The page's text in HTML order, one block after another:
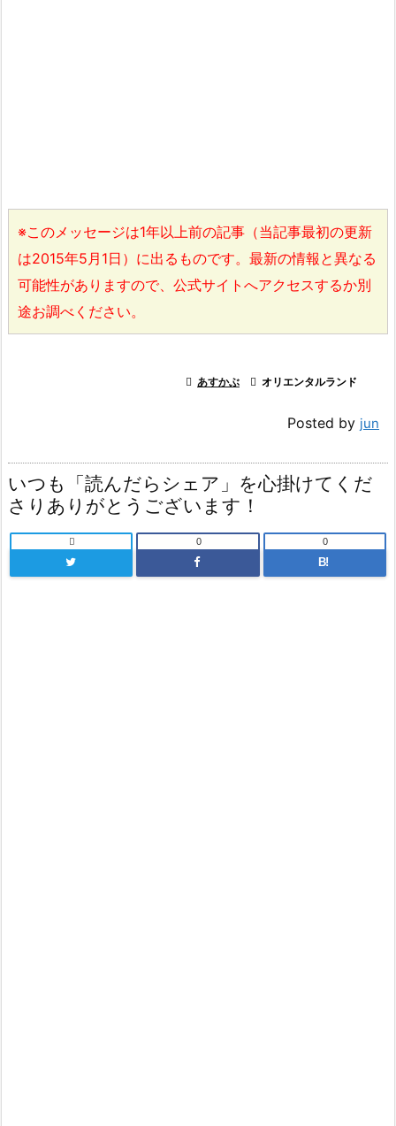
※このメッセージは1年以上前の記事（当記事最初の更新
は2015年5月1日）に出るものです。最新の情報と異なる
可能性がありますので、公式サイトへアクセスするか別
途お調べください。
 あすかぶ  オリエンタルランド
Posted by jun
いつも「読んだらシェア」を心掛けてくだ
さりありがとうございます！
 0
B!
0